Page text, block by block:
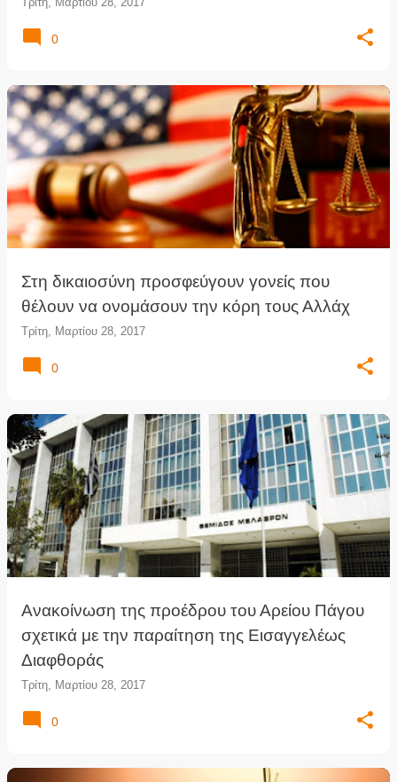
0
Στη δικαιοσύνη προσφεύγουν γονείς που
θέλουν να ονομάσουν την κόρη τους Αλλάχ
Τρίτη, Μαρτίου 28, 2017
0
Ανακοίνωση της προέδρου του Αρείου Πάγου
σχετικά με την παραίτηση της Εισαγγελέως
Διαφθοράς
Τρίτη, Μαρτίου 28, 2017
0